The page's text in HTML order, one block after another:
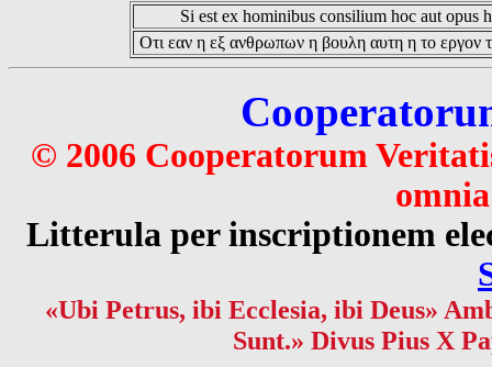
Si est ex hominibus consilium hoc aut opus
Οτι εαν η εξ ανθρωπων η βουλη αυτη η το εργον
© 2006 Cooperatorum
Litterula per inscriptionem
«Ubi Petrus, ibi Ecclesia, ibi Deus»
Sunt.» Divus Pius X